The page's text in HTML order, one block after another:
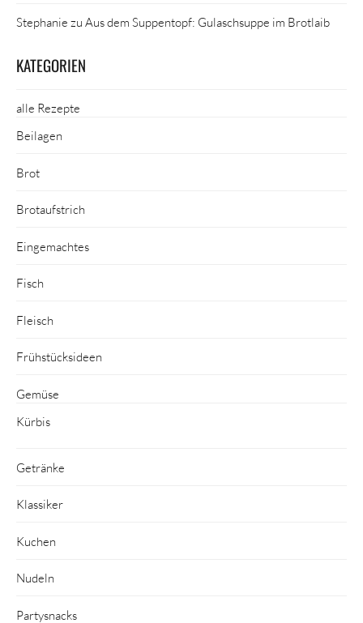
Stephanie zu Aus dem Suppentopf: Gulaschsuppe im Brotlaib
KATEGORIEN
alle Rezepte
Beilagen
Brot
Brotaufstrich
Eingemachtes
Fisch
Fleisch
Frühstücksideen
Gemüse
Kürbis
Getränke
Klassiker
Kuchen
Nudeln
Partysnacks